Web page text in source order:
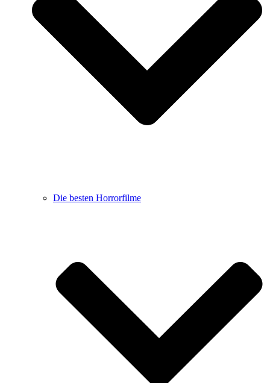
Die besten Horrorfilme